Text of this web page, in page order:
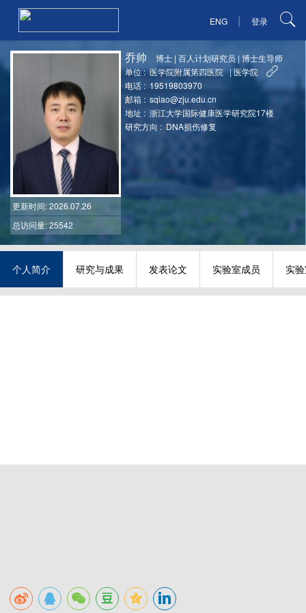
ENG | 登录
更新时间: 2026.07.26
总访问量: 25542
乔帅 博士 |百人计划研究员 |博士生导师
单位 : 医学院附属第四医院 |医学院
电话 : 19519803970
邮箱 : sqiao@zju.edu.cn
地址 : 浙江大学国际健康医学研究院17楼
研究方向 : DNA损伤修复
个人简介 研究与成果 发表论文 实验室成员 实